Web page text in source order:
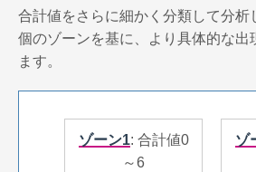
合計値をさらに細かく分類して分析
個のゾーンを基に、より具体的な出
ます。
ゾーン1: 合計値0
～6
ゾ